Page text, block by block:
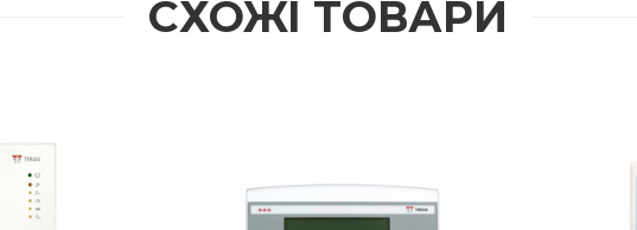
СХОЖІ ТОВАРИ